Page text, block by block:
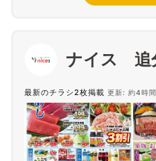
ナイス 追
最新のチラシ2枚掲載 更新: 約4時